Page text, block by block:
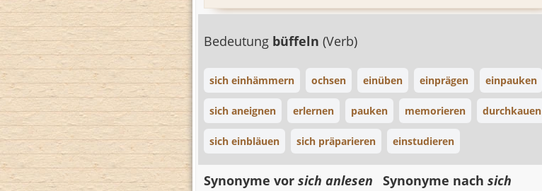
Bedeutung büffeln (Verb)
sich einhämmern ochsen einüben einprägen einpauken
sich aneignen erlernen pauken memorieren durchkauen
sich einbläuen sich präparieren einstudieren
Synonyme vor sich anlesen Synonyme nachsich